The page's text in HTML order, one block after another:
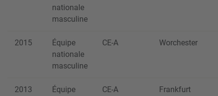
nationale
masculine
2015
Équipe
nationale
masculine
CE-A Worchester
2013
Équipe
CE-A Frankfurt